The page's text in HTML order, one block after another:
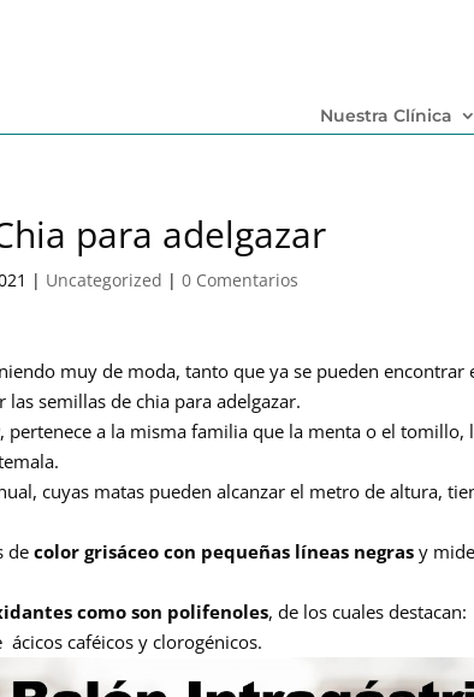
Nuestra Clínica
para adelgazar
| Uncategorized |0 Comentarios
muy de moda, tanto que ya se pueden encontrar
semillas de chia para adelgazar.
, pertenece a la misma familia que la menta o el tomillo,
cuyas matas pueden alcanzar el metro de altura,
decolor grisáceo con pequeñas líneas negras y
como son polifenoles, de los cuales
caféicos y clorogénicos.